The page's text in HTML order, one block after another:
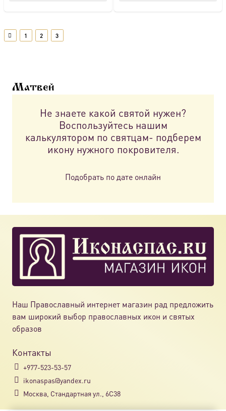
1 2 3
Матвей
Не знаете какой святой нужен?
Воспользуйтесь нашим
калькулятором по святцам- подберем
икону нужного покровителя.
Подобрать по дате онлайн
Наш Православный интернет магазин рад предложить
вам широкий выбор православных икон и святых
образов
Контакты
+977-523-53-57
ikonaspas@yandex.ru
Москва, Стандартная ул., 6С38